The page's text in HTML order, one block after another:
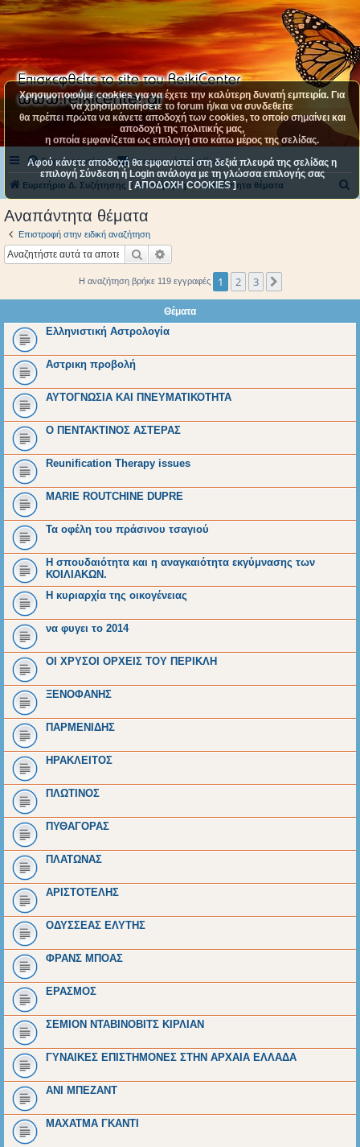
Συχνές ερωτήσεις Επικοινωνήστε μαζί μας
Ευρετήριο Δ. Συζήτησης Αναζήτηση Αναπάντητα θέματα
η
Αναπάντητα θέματα
Επιστροφή στην ειδική αναζήτηση
Αναζήτηση
Η αναζήτηση βρήκε 119 εγγραφές 1 2 3
Θέματα
Ελληνιστική Αστρολογία
Αστρικη προβολή
ΑΥΤΟΓΝΩΣΙΑ ΚΑΙ ΠΝΕΥΜΑΤΙΚΟΤΗΤΑ
O ΠΕΝΤΑΚΤΙΝΟΣ ΑΣΤΕΡΑΣ
Reunification Therapy issues
MARIE ROUTCHINE DUPRE
Τα οφέλη του πράσινου τσαγιού
Η σπουδαιότητα και η αναγκαιότητα εκγύμνασης των
ΚΟΙΛΙΑΚΩΝ.
Η κυριαρχία της οικογένειας
να φυγει το 2014
ΟΙ ΧΡΥΣΟΙ ΟΡΧΕΙΣ ΤΟΥ ΠΕΡΙΚΛΗ
ΞΕΝΟΦΑΝΗΣ
ΠΑΡΜΕΝΙΔΗΣ
ΗΡΑΚΛΕΙΤΟΣ
ΠΛΩΤΙΝΟΣ
ΠΥΘΑΓΟΡΑΣ
ΠΛΑΤΩΝΑΣ
ΑΡΙΣΤΟΤΕΛΗΣ
ΟΔΥΣΣΕΑΣ ΕΛΥΤΗΣ
ΦΡΑΝΣ ΜΠΟΑΣ
ΕΡΑΣΜΟΣ
ΣΕΜΙΟΝ ΝΤΑΒΙΝΟΒΙΤΣ ΚΙΡΛΙΑΝ
ΓΥΝΑΙΚΕΣ ΕΠΙΣΤΗΜΟΝΕΣ ΣΤΗΝ ΑΡΧΑΙΑ ΕΛΛΑΔΑ
ΑΝΙ ΜΠΕΖΑΝΤ
ΜΑΧΑΤΜΑ ΓΚΑΝΤΙ
Χρησιμοποιούμε cookies για να έχετε την καλύτερη δυνατή εμπειρία. Για
να χρησιμοποιήσετε το forum ή/και να συνδεθείτε
θα πρέπει πρώτα να κάνετε αποδοχή των cookies, το οποίο σημαίνει και
αποδοχή της πολιτικής μας,
η οποία εμφανίζεται ως επιλογή στο κάτω μέρος της σελίδας.
Αφού κάνετε αποδοχή θα εμφανιστεί στη δεξιά πλευρά της σελίδας η
επιλογή Σύνδεση ή Login ανάλογα με τη γλώσσα επιλογής σας
[ ΑΠΟΔΟΧΗ COOKIES ]